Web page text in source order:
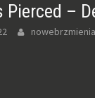
Pierced –